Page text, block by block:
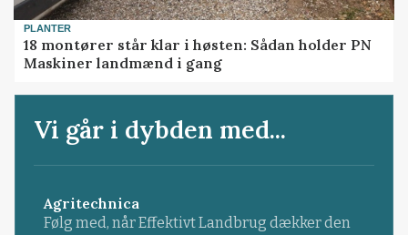
PLANTER
18 montører står klar i høsten: Sådan holder PN
Maskiner landmænd i gang
Vi går i dybden med...
Agritechnica
Følg med, når Effektivt Landbrug dækker den